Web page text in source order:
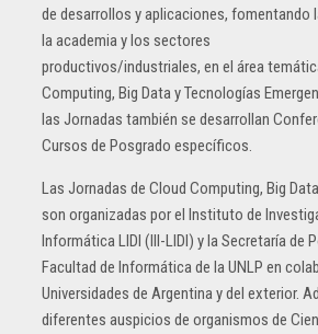
de desarrollos y aplicaciones, fomentando
la academia y los sectores
productivos/industriales, en el área
Computing, Big Data y Tecnologías
las Jornadas también se desarrollan
Cursos de Posgrado específicos.
Las Jornadas de Cloud Computing, Big
son organizadas por el Instituto de
Informática LIDI (III-LIDI) y la Secretaría de
Facultad de Informática de la UNLP en
Universidades de Argentina y del exterior.
diferentes auspicios de organismos de